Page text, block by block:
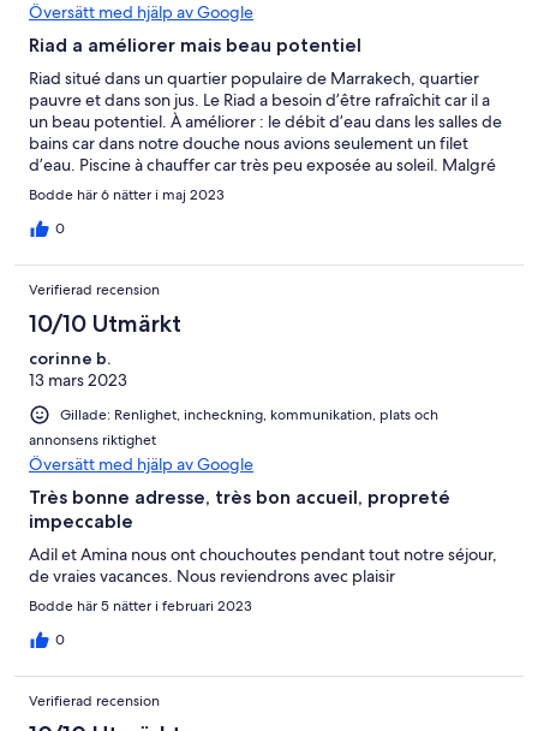
Översätt med hjälp av Google
Riad a améliorer mais beau potentiel
Riad situé dans un quartier populaire de Marrakech, quartier
pauvre et dans son jus. Le Riad a besoin d’être rafraîchit car il a
un beau potentiel. À améliorer : le débit d’eau dans les salles de
bains car dans notre douche nous avions seulement un filet
d’eau. Piscine à chauffer car très peu exposée au soleil. Malgré
tout nous avons passé un bon séjour car nous avions prévu de
passer peu de temps sur place mais plutôt en excursions.
Bodde här 6 nätter i maj 2023
0
Verifierad recension
10/10 Utmärkt
corinne b.
13 mars 2023
Gillade: Renlighet, incheckning, kommunikation, plats och
annonsens riktighet
Översätt med hjälp av Google
Très bonne adresse, très bon accueil, propreté
impeccable
Adil et Amina nous ont chouchoutes pendant tout notre séjour,
de vraies vacances. Nous reviendrons avec plaisir
Bodde här 5 nätter i februari 2023
0
Verifierad recension